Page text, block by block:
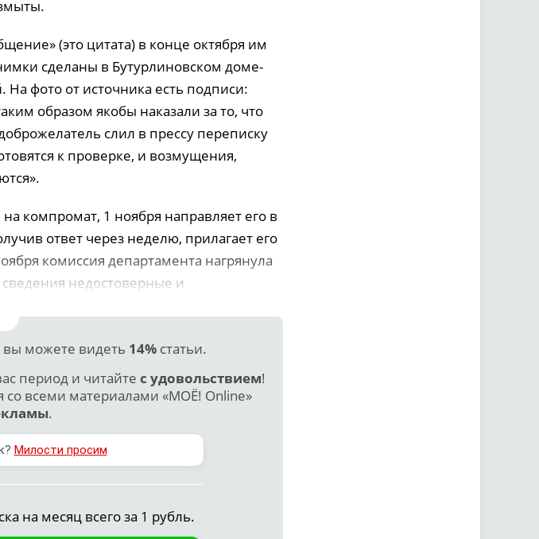
(это цитата) в конце октября им
сделаны в Бутурлиновском доме-
На фото от источника есть подписи:
образом якобы наказали за то, что
слил в прессу переписку
к проверке, и возмущения,
компромат, 1 ноября направляет его в
ответ через неделю, прилагает его
комиссия департамента нагрянула
недостоверные и
можете видеть 14%статьи.
период и читайте с удовольствием!
со всеми материалами «МОЁ! Online»
.
Милости просим
на месяц всего за 1 рубль.